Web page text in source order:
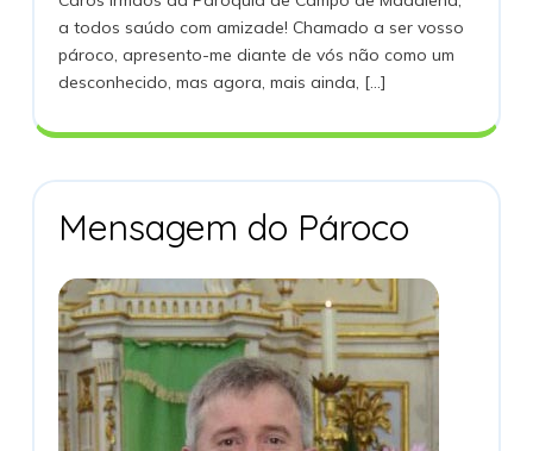
2019
Da
Paroquialidade)
a todos saúdo com amizade! Chamado a ser vosso
pároco, apresento-me diante de vós não como um
desconhecido, mas agora, mais ainda, [...]
Mensagem do Pároco